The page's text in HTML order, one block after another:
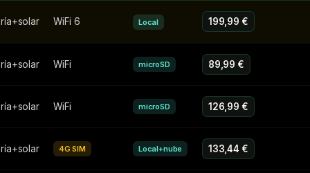
WiFi 6 Local 199,99 €
WiFi microSD 89,99 €
WiFi microSD 126,99 €
4G SIM Local+nube 133,44 €